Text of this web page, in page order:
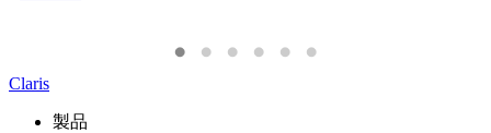
Claris
製品